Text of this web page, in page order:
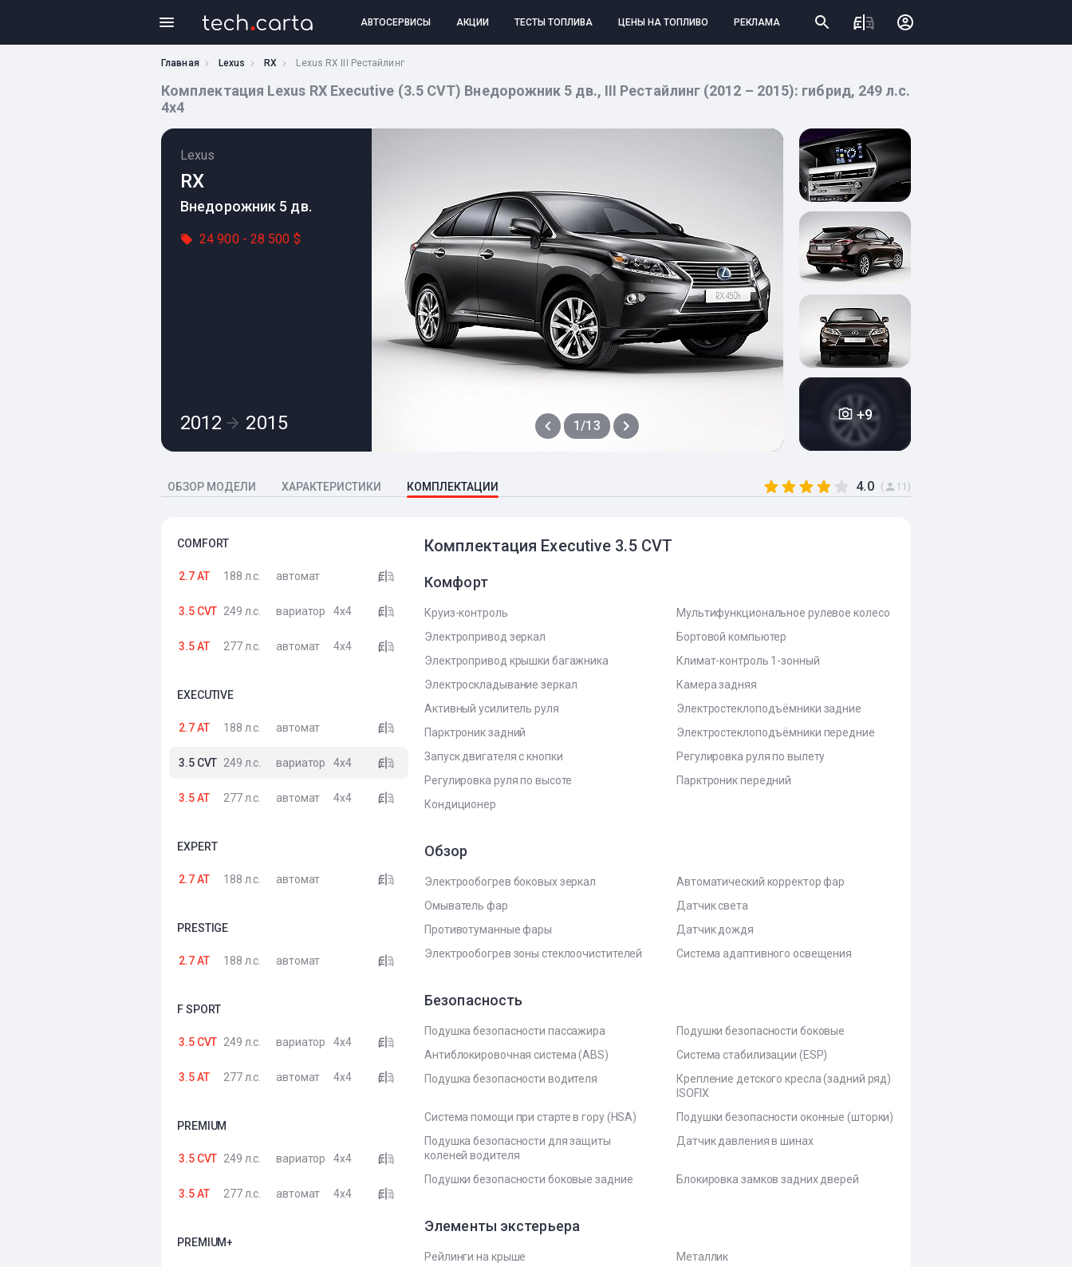
АВТОСЕРВИСЫ АКЦИИ ТЕСТЫ ТОПЛИВА ЦЕНЫ НА ТОПЛИВО РЕКЛАМА
Главная Lexus RX Lexus RX III Рестайлинг
Комплектация Lexus RX Executive (3.5 CVT) Внедорожник 5 дв., III Рестайлинг (2012 – 2015): гибрид, 249 л.с.
4x4
Lexus
RX
Внедорожник 5 дв.
24 900 - 28 500 $
2012 2015 1/13
+9
ОБЗОР МОДЕЛИ ХАРАКТЕРИСТИКИ КОМПЛЕКТАЦИИ 4.0 ( 11)
COMFORT
2.7 AT 188 л.с. автомат
3.5 CVT 249 л.с. вариатор 4x4
3.5 AT 277 л.с. автомат 4x4
EXECUTIVE
2.7 AT 188 л.с. автомат
3.5 CVT 249 л.с. вариатор 4x4
3.5 AT 277 л.с. автомат 4x4
EXPERT
2.7 AT 188 л.с. автомат
PRESTIGE
2.7 AT 188 л.с. автомат
F SPORT
3.5 CVT 249 л.с. вариатор 4x4
3.5 AT 277 л.с. автомат 4x4
PREMIUM
3.5 CVT 249 л.с. вариатор 4x4
3.5 AT 277 л.с. автомат 4x4
PREMIUM+
Комплектация Executive 3.5 CVT
Комфорт
Круиз-контроль
Мультифункциональное рулевое колесо
Электропривод зеркал
Бортовой компьютер
Электропривод крышки багажника
Климат-контроль 1-зонный
Электроскладывание зеркал
Камера задняя
Активный усилитель руля
Электростеклоподъёмники задние
Парктроник задний
Электростеклоподъёмники передние
Запуск двигателя с кнопки
Регулировка руля по вылету
Регулировка руля по высоте
Парктроник передний
Кондиционер
Обзор
Электрообогрев боковых зеркал
Автоматический корректор фар
Омыватель фар
Датчик света
Противотуманные фары
Датчик дождя
Электрообогрев зоны стеклоочистителей
Система адаптивного освещения
Безопасность
Подушка безопасности пассажира
Подушки безопасности боковые
Антиблокировочная система (ABS)
Система стабилизации (ESP)
Подушка безопасности водителя
Крепление детского кресла (задний ряд)
ISOFIX
Система помощи при старте в гору (HSA)
Подушки безопасности оконные (шторки)
Подушка безопасности для защиты
коленей водителя
Датчик давления в шинах
Подушки безопасности боковые задние Блокировка замков задних дверей
Элементы экстерьера
Рейлинги на крыше
Металлик